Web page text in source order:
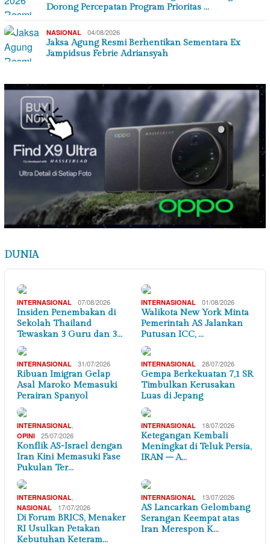
Dorong Percepatan Program Prioritas …
NASIONAL 04/08/2026
Jaksa Agung Resmi Berhentikan Sementara Ex
Jampidsus Febrie Adriansyah
DUNIA
INTERNASIONAL 07/08/2026
Insiden Penembakan di
Sekolah Thailand
Tewaskan 3 Guru dan 3…
INTERNASIONAL 01/08/2026
Walikota New York Minta
Pemerintah AS Jalankan
Putusan ICC, …
INTERNASIONAL 31/07/2026
Ribuan Imigran Gelap
Asal Maroko Memasuki
Perairan Spanyol
INTERNASIONAL 28/07/2026
Gempa Berkekuatan 7,1 SR
Timbulkan Kerusakan
Luas di Jepang
INTERNASIONAL
OPINI 25/07/2026
Konflik AS-Israel dengan
Iran Kini Memasuki Fase
Pukulan Ter…
INTERNASIONAL 18/07/2026
Ketegangan Kembali
Meningkat di Teluk Persia,
IRAN – A…
INTERNASIONAL
NASIONAL 17/07/2026
Di Forum BRICS, Menaker
RI Usulkan Petakan
Kebutuhan Keteram…
INTERNASIONAL 13/07/2026
AS Lancarkan Gelombang
Serangan Keempat atas
Iran Merespon K…